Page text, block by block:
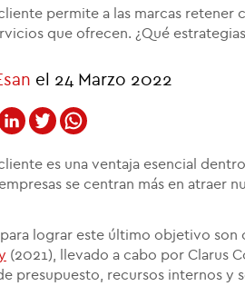
permite a las marcas
que ofrecen. ¿Qué
el 24 Marzo 2022
es una ventaja esencial
se centran más en atraer
para lograr este último objetivo son
(2021), llevado a cabo por Clarus
presupuesto, recursos internos